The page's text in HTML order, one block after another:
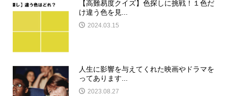
【高難易度クイズ】色探しに挑戦！１色だ
け違う色を見...
2024.03.15
人生に影響を与えてくれた映画やドラマを
ってあります...
2023.08.27